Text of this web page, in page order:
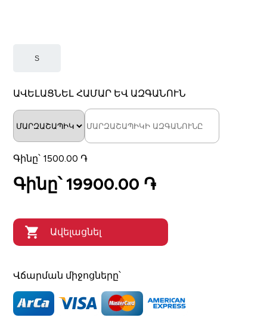
S
ԱՎԵԼԱՑՆԵԼ ՀԱՄԱՐ ԵՎ ԱԶԳԱՆՈՒՆ
Գինը՝ 1500.00 ֏
Գինը՝ 19900.00 ֏
Ավելացնել
Վճարման միջոցները՝